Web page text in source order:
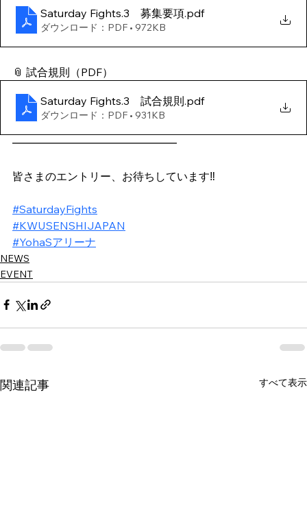
Saturday Fights.3 募集要項.pdf
ダウンロード：PDF • 972KB
📎 試合規則（PDF）
Saturday Fights.3 試合規則.pdf
ダウンロード：PDF • 931KB
━━━━━━━━━━━━━━━
皆さまのエントリー、お待ちしています‼️
#SaturdayFights
#KWUSENSHIJAPAN
#YohaSアリーナ
NEWS
EVENT
関連記事 すべて表示